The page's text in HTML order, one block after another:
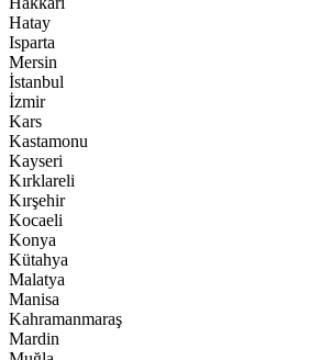
Hatay
Isparta
Mersin
İstanbul
İzmir
Kars
Kastamonu
Kayseri
Kırklareli
Kırşehir
Kocaeli
Konya
Kütahya
Malatya
Manisa
Kahramanmaraş
Mardin